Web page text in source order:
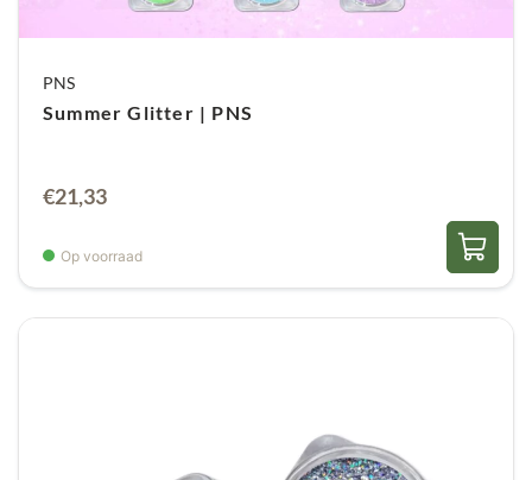
PNS
Summer Glitter | PNS
Oorspronkelijke
was:
€23,70.
€21,33Huidige
is:
€21,33.
Op voorraad